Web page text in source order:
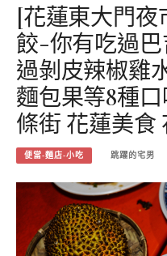
[花蓮東大門
餃-你有吃過
過剝皮辣椒雞
麵包果等8種
條街 花蓮美食
便當-麵店-小吃 跳躍的宅男